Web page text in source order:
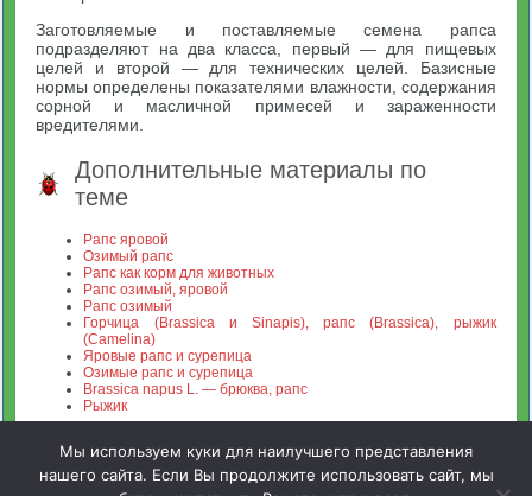
Заготовляемые и поставляемые семена рапса
подразделяют на два класса, первый — для пищевых
целей и второй — для технических целей. Базисные
нормы определены показателями влажности, содержания
сорной и масличной примесей и зараженности
вредителями.
Дополнительные материалы по
теме
Рапс яровой
Озимый рапс
Рапс как корм для животных
Рапс озимый, яровой
Рапс озимый
Горчица (Brassica и Sinapis), рапс (Brassica), рыжик
(Camelina)
Яровые рапс и сурепица
Озимые рапс и сурепица
Brassica napus L. — брюква, рапс
Рыжик
Мы используем куки для наилучшего представления
нашего сайта. Если Вы продолжите использовать сайт, мы